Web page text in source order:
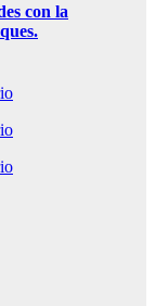
con la